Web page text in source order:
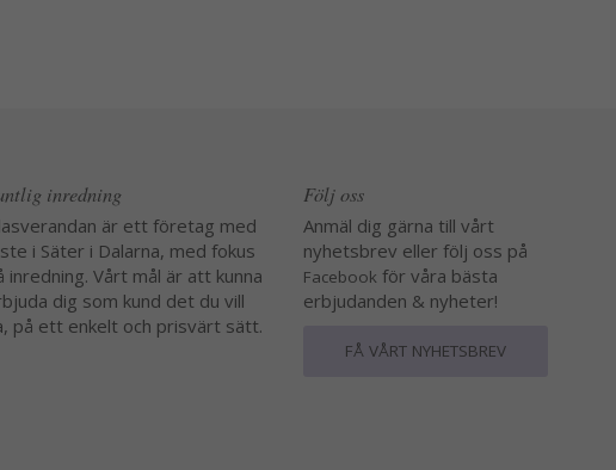
inredning
är ett företag med
i Säter i Dalarna, med fokus
inredning. Vårt mål är att kunna
dig som kund det du vill
på ett enkelt och prisvärt sätt.
Följ oss
Anmäl dig gärna till vårt
nyhetsbrev eller följ oss på
Facebook för våra bästa
erbjudanden & nyheter!
FÅ VÅRT NYHETSBREV